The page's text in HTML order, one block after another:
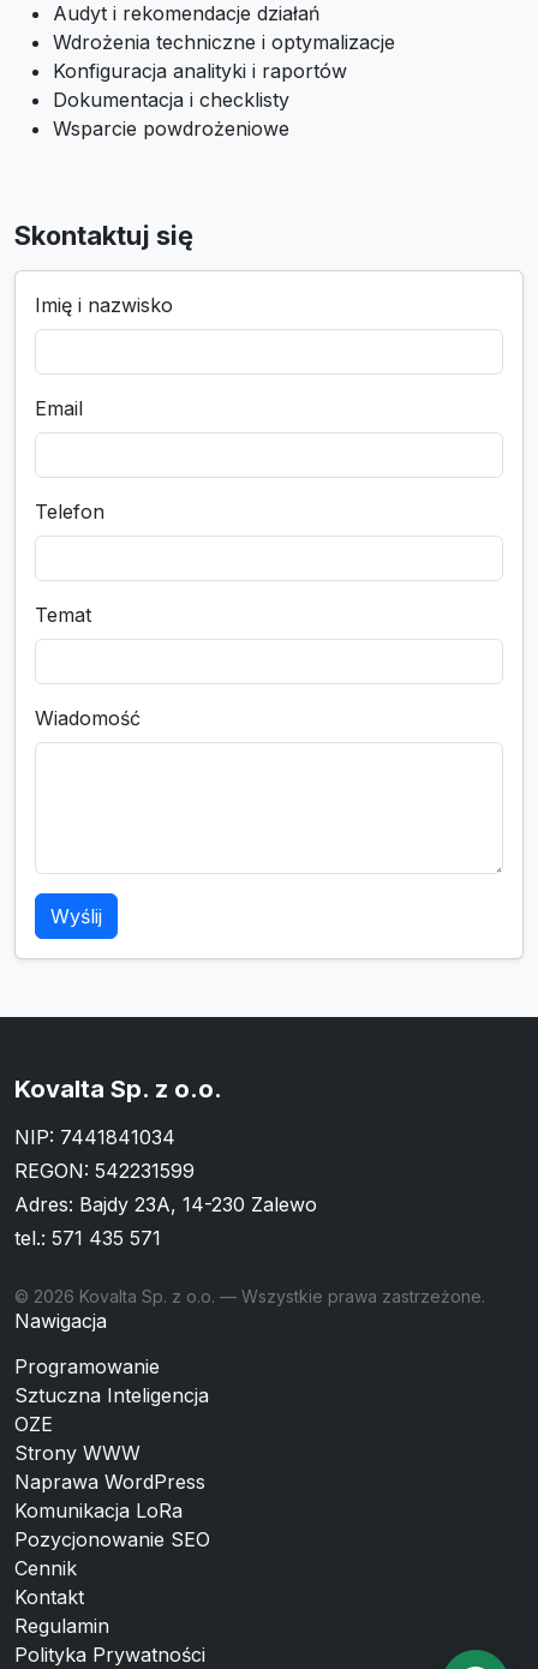
Audyt i rekomendacje działań
Wdrożenia techniczne i optymalizacje
Konfiguracja analityki i raportów
Dokumentacja i checklisty
Wsparcie powdrożeniowe
Skontaktuj się
Imię i nazwisko
Email
Telefon
Temat
Wiadomość
Wyślij
Kovalta Sp. z o.o.
NIP: 7441841034
REGON: 542231599
Adres: Bajdy 23A, 14-230 Zalewo
tel.: 571 435 571
© 2026 Kovalta Sp. z o.o. — Wszystkie prawa zastrzeżone.
Nawigacja
Programowanie
Sztuczna Inteligencja
OZE
Strony WWW
Naprawa WordPress
Komunikacja LoRa
Pozycjonowanie SEO
Cennik
Kontakt
Regulamin
Polityka Prywatności